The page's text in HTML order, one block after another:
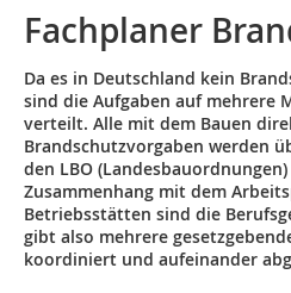
Fachplaner
Da es in Deutschland kein
sind die Aufgaben auf mehrere
verteilt. Alle mit dem Bauen
Brandschutzvorgaben werden
den LBO
Zusammenhang mit dem
Betriebsstätten sind die
gibt also mehrere
koordiniert und aufeinander